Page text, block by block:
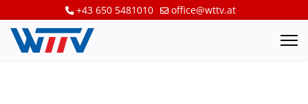
+43 650 5481010 office@wttv.at